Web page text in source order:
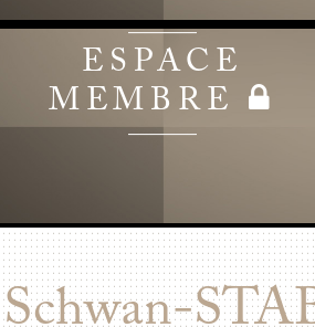
ESPACE
MEMBRE
Schwan-